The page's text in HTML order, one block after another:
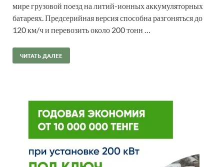
мире грузовой поезд на литий-ионных аккумуляторных
батареях. Предсерийная версия способна разгоняться до
120 км/ч и перевозить около 200 тонн …
ЧИТАТЬ ДАЛЕЕ